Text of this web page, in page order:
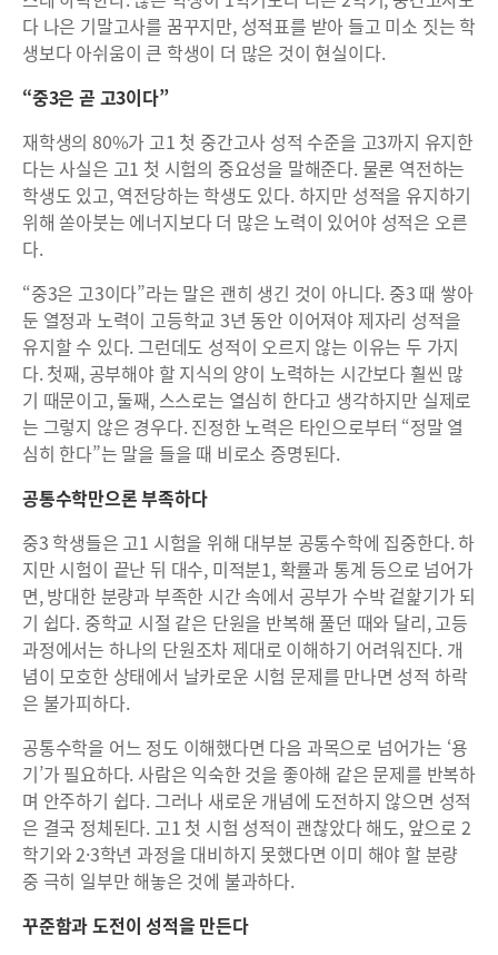
다 나은 기말고사를 꿈꾸지만, 성적표를 받아 들고 미소 짓는 학
생보다 아쉬움이 큰 학생이 더 많은 것이 현실이다.
“중3은 곧 고3이다”
재학생의 80%가 고1 첫 중간고사 성적 수준을 고3까지 유지한
다는 사실은 고1 첫 시험의 중요성을 말해준다. 물론 역전하는
학생도 있고, 역전당하는 학생도 있다. 하지만 성적을 유지하기
위해 쏟아붓는 에너지보다 더 많은 노력이 있어야 성적은 오른
다.
“중3은 고3이다”라는 말은 괜히 생긴 것이 아니다. 중3 때 쌓아
둔 열정과 노력이 고등학교 3년 동안 이어져야 제자리 성적을
유지할 수 있다. 그런데도 성적이 오르지 않는 이유는 두 가지
다. 첫째, 공부해야 할 지식의 양이 노력하는 시간보다 훨씬 많
기 때문이고, 둘째, 스스로는 열심히 한다고 생각하지만 실제로
는 그렇지 않은 경우다. 진정한 노력은 타인으로부터 “정말 열
심히 한다”는 말을 들을 때 비로소 증명된다.
공통수학만으론 부족하다
중3 학생들은 고1 시험을 위해 대부분 공통수학에 집중한다. 하
지만 시험이 끝난 뒤 대수, 미적분1, 확률과 통계 등으로 넘어가
면, 방대한 분량과 부족한 시간 속에서 공부가 수박 겉핥기가 되
기 쉽다. 중학교 시절 같은 단원을 반복해 풀던 때와 달리, 고등
과정에서는 하나의 단원조차 제대로 이해하기 어려워진다. 개
념이 모호한 상태에서 날카로운 시험 문제를 만나면 성적 하락
은 불가피하다.
공통수학을 어느 정도 이해했다면 다음 과목으로 넘어가는 ‘용
기’가 필요하다. 사람은 익숙한 것을 좋아해 같은 문제를 반복하
며 안주하기 쉽다. 그러나 새로운 개념에 도전하지 않으면 성적
은 결국 정체된다. 고1 첫 시험 성적이 괜찮았다 해도, 앞으로 2
학기와 2·3학년 과정을 대비하지 못했다면 이미 해야 할 분량
중 극히 일부만 해놓은 것에 불과하다.
꾸준함과 도전이 성적을 만든다